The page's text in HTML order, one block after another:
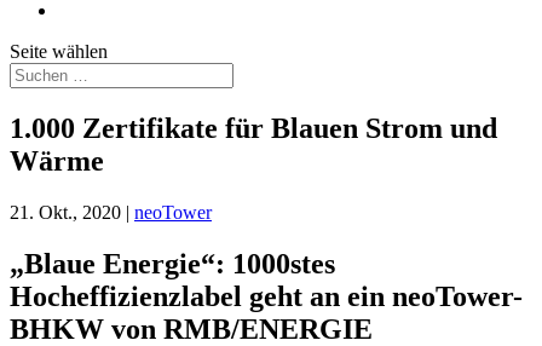
Seite wählen
1.000 Zertifikate für Blauen Strom und
Wärme
21. Okt., 2020 | neoTower
„Blaue Energie“: 1000stes
Hocheffizienzlabel geht an ein neoTower-
BHKW von RMB/ENERGIE